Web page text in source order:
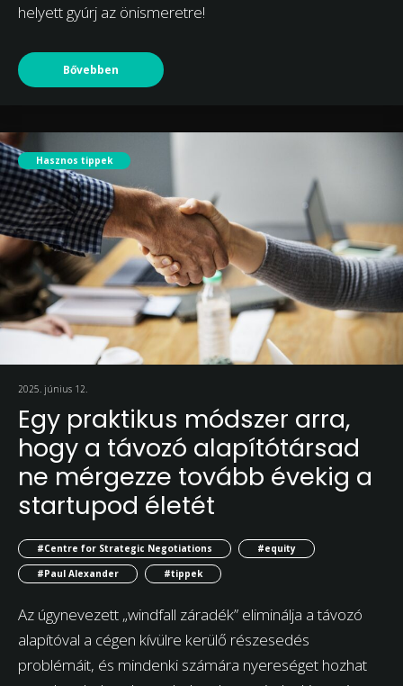
helyett gyúrj az önismeretre!
Bővebben
Hasznos tippek
2025. június 12.
Egy praktikus módszer arra,
hogy a távozó alapítótársad
ne mérgezze tovább évekig a
startupod életét
#Centre for Strategic Negotiations
#equity
#Paul Alexander
#tippek
Az úgynevezett „windfall záradék” eliminálja a távozó
alapítóval a cégen kívülre kerülő részesedés
problémáit, és mindenki számára nyereséget hozhat